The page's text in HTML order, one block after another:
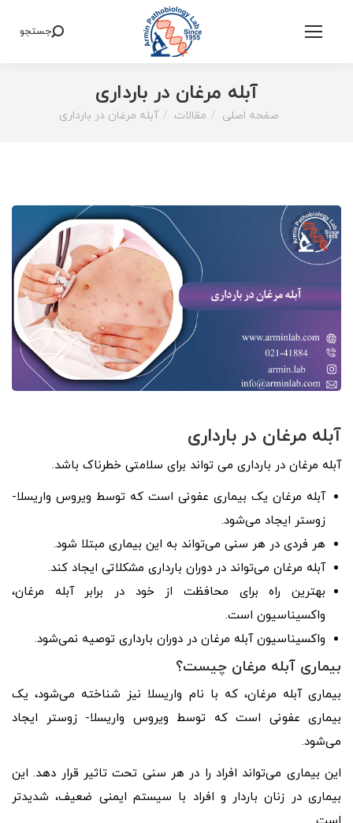
Search:
جستجو
آبله مرغان در بارداری
You are here:
صفحه اصلی مقالات آبله مرغان در بارداری
آبله مرغان در بارداری
آبله مرغان در بارداری می تواند برای سلامتی خطرناک باشد.
آبله مرغان یک بیماری عفونی است که توسط ویروس واریسلا-
زوستر ایجاد می‌شود.
هر فردی در هر سنی می‌تواند به این بیماری مبتلا شود.
آبله مرغان می‌تواند در دوران بارداری مشکلاتی ایجاد کند.
بهترین راه برای محافظت از خود در برابر آبله مرغان،
واکسیناسیون است.
واکسیناسیون آبله مرغان در دوران بارداری توصیه نمی‌شود.
بیماری آبله مرغان چیست؟
بیماری آبله مرغان، که با نام واریسلا نیز شناخته می‌شود، یک
بیماری عفونی است که توسط ویروس واریسلا- زوستر ایجاد
می‌شود.
این بیماری می‌تواند افراد را در هر سنی تحت تاثیر قرار دهد. این
بیماری در زنان باردار و افراد با سیستم ایمنی ضعیف، شدیدتر